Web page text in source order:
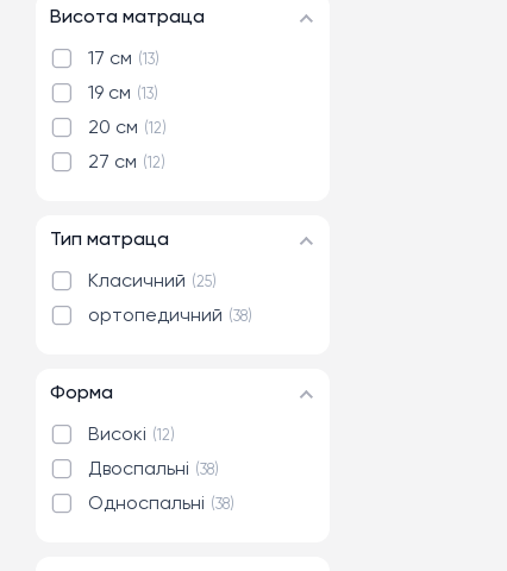
180x190 см 4
180x200 см
Висота матраца
17 см 13
19 см 13
20 см 12
27 см 12
Тип матраца
Класичний 25
ортопедичний 38
Форма
Високі 12
Двоспальні 38
Односпальні 38